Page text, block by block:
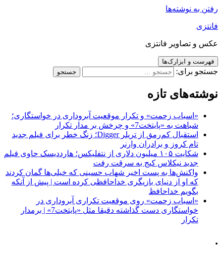
رفتن به نوشته‌ها
فانتزی
عکس و تصاویر فانتزی
فهرست و ابزارک‌ها
جستجو برای:
نوشته‌های تازه
«اسباب زحمت» و تکرار موقعیت آبروداری در خواستگاری؛
شباهت به «پایتخت7» و چرخش بر مدار تکرار
استقبال کم‌رمق از تریلر Digger؛ زنگ خطر برای فیلم جدید
تام کروز و برادران وارنر
شکایت ۱۰۵ میلیون دلاری از نتفلیکس؛ هارددیسک حاوی فیلم
جدید نیکلاس کیج به سرقت رفت
واکنش‌ها به پست اخیر شهاب حسینی که خیلی‌ها گمان کردند
که او از دنیای بازیگری خداحافظی کرده است | پیش از آنکه
بگویم خداحافظ
«اسباب زحمت» روی موقعیت تکراری آبروداری در
خواستگاری دست گذاشته دقیقا مثل «پایتخت7» | برمدار
تکرار
.